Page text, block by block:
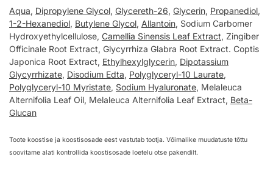
Aqua, Dipropylene Glycol, Glycereth-26, Glycerin, Propanediol,
1-2-Hexanediol, Butylene Glycol, Allantoin, Sodium Carbomer
Hydroxyethylcellulose, Camellia Sinensis Leaf Extract, Zingiber
Officinale Root Extract, Glycyrrhiza Glabra Root Extract. Coptis
Japonica Root Extract, Ethylhexylglycerin, Dipotassium
Glycyrrhizate, Disodium Edta, Polyglyceryl-10 Laurate,
Polyglyceryl-10 Myristate, Sodium Hyaluronate, Melaleuca
Alternifolia Leaf Oil, Melaleuca Alternifolia Leaf Extract, Beta-
Glucan
Toote koostise ja koostisosade eest vastutab tootja. Võimalike muudatuste tõttu
soovitame alati kontrollida koostisosade loetelu otse pakendilt.